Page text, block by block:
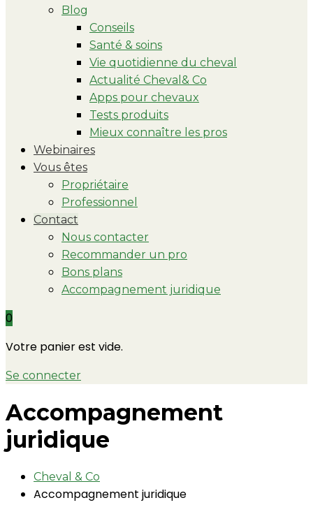
Blog
Conseils
Santé & soins
Vie quotidienne du cheval
Actualité Cheval& Co
Apps pour chevaux
Tests produits
Mieux connaître les pros
Webinaires
Vous êtes
Propriétaire
Professionnel
Contact
Nous contacter
Recommander un pro
Bons plans
Accompagnement juridique
0
Votre panier est vide.
Se connecter
Accompagnement
juridique
Cheval & Co
Accompagnement juridique